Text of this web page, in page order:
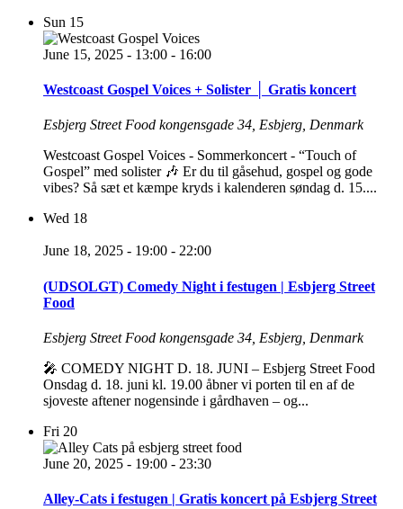
Sun 15
June 15, 2025 - 13:00 - 16:00
Westcoast Gospel Voices + Solister │ Gratis koncert
Esbjerg Street Food kongensgade 34, Esbjerg, Denmark
Westcoast Gospel Voices - Sommerkoncert - “Touch of
Gospel” med solister 🎶 Er du til gåsehud, gospel og gode
vibes? Så sæt et kæmpe kryds i kalenderen søndag d. 15....
Wed 18
June 18, 2025 - 19:00 - 22:00
(UDSOLGT) Comedy Night i festugen | Esbjerg Street
Food
Esbjerg Street Food kongensgade 34, Esbjerg, Denmark
🎤 COMEDY NIGHT D. 18. JUNI – Esbjerg Street Food
Onsdag d. 18. juni kl. 19.00 åbner vi porten til en af de
sjoveste aftener nogensinde i gårdhaven – og...
Fri 20
June 20, 2025 - 19:00 - 23:30
Alley-Cats i festugen | Gratis koncert på Esbjerg Street